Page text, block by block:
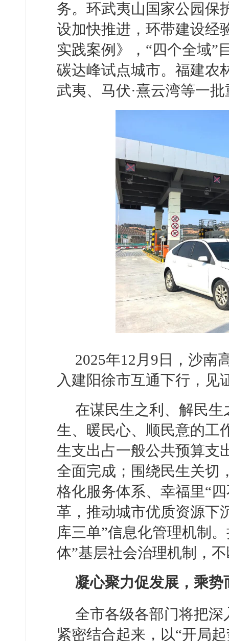
务。环武夷山国家公园保
设加快推进，环带建设经
实践案例》，“四个全域”
碳达峰试点城市。福建农
武夷、马伏·熹云湾等一
2025年12月9日，沙南
入建阳徐市互通下行，见
在谋民生之利、解民
生、暖民心、顺民意的工
生支出占一般公共预算支
全面完成；围绕民生关切
格化服务体系、幸福里“
革，推动城市优质资源下
库三单”信息化管理机制
体”基层社会治理机制，
凝心聚力促发展，乘势
全市各级各部门将把深
紧密结合起来，以“开局